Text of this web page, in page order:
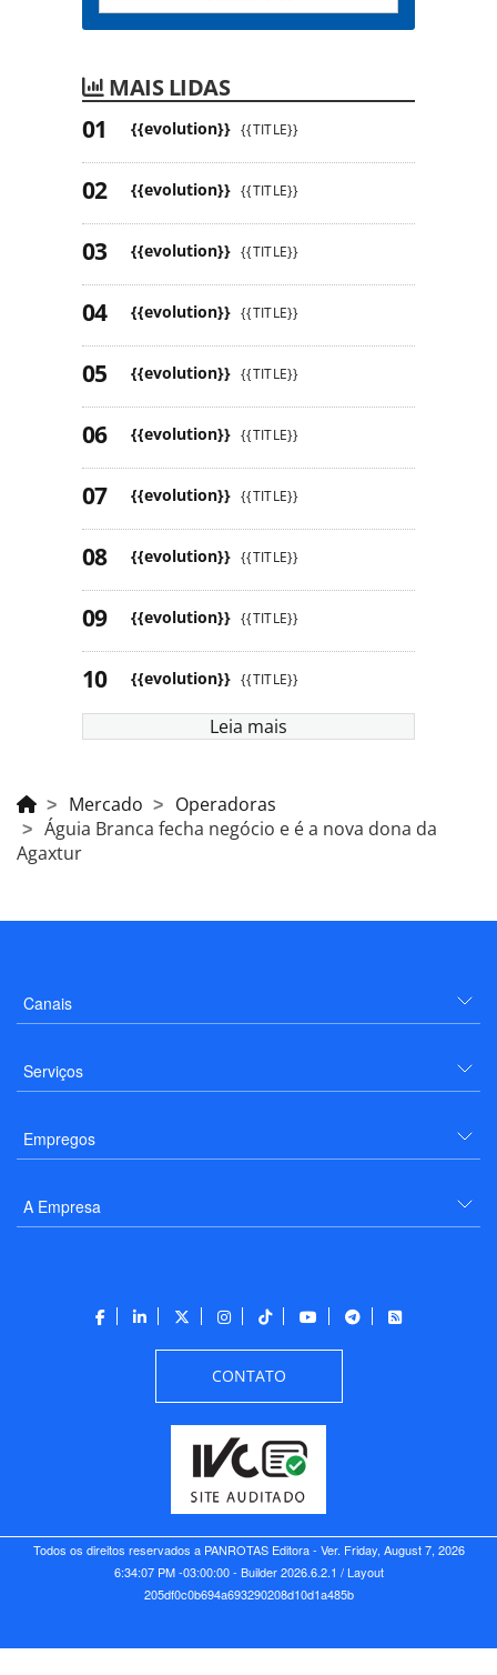
MAIS LIDAS
{{evolution}} {{TITLE}}
{{evolution}} {{TITLE}}
{{evolution}} {{TITLE}}
{{evolution}} {{TITLE}}
{{evolution}} {{TITLE}}
{{evolution}} {{TITLE}}
{{evolution}} {{TITLE}}
{{evolution}} {{TITLE}}
{{evolution}} {{TITLE}}
{{evolution}} {{TITLE}}
Leia mais
Mercado
Operadoras
Águia Branca fecha negócio e é a nova dona da
Agaxtur
Canais
Serviços
Empregos
A Empresa
CONTATO
Todos os direitos reservados a PANROTAS Editora - Ver. Friday, August 7, 2026
6:34:07 PM -03:00:00 - Builder 2026.6.2.1 / Layout
205df0c0b694a693290208d10d1a485b